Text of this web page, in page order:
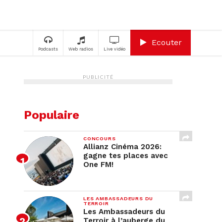
Podcasts Web radios Live vidéo
Ecouter
PUBLICITÉ
Populaire
CONCOURS
Allianz Cinéma 2026:
gagne tes places avec
One FM!
LES AMBASSADEURS DU
TERROIR
Les Ambassadeurs du